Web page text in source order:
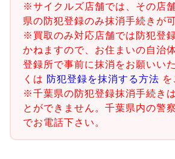
※サイクルズ店舗では、その店
県の防犯登録のみ抹消手続きが
※買取のみ対応店舗では防犯登
かねますので、お住まいの自治
登録所で事前に抹消をお願いい
くは 防犯登録を抹消する方法 を
※千葉県の防犯登録抹消手続き
とができません。千葉県内の警
でお電話下さい。